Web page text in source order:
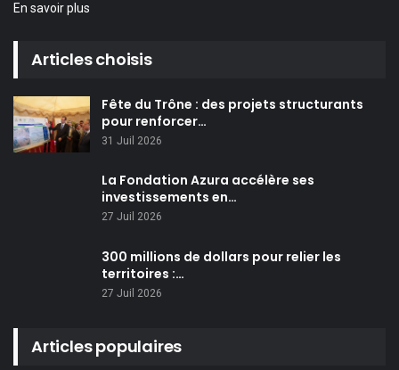
En savoir plus
Articles choisis
Fête du Trône : des projets structurants
pour renforcer…
31 Juil 2026
La Fondation Azura accélère ses
investissements en…
27 Juil 2026
300 millions de dollars pour relier les
territoires :…
27 Juil 2026
Articles populaires